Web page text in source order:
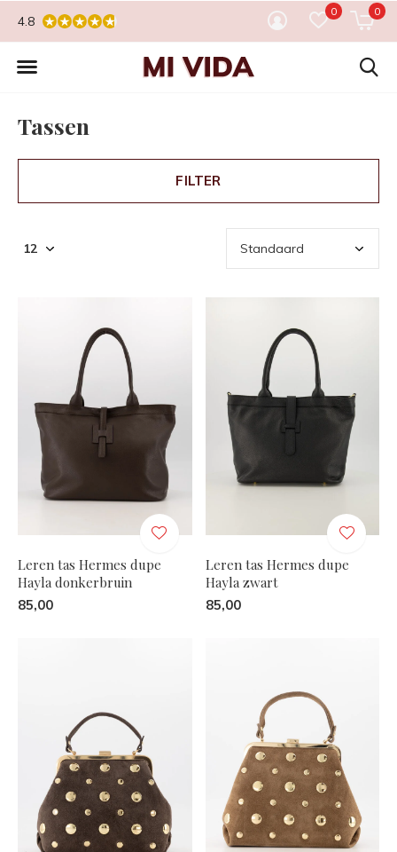
0 0
4.8
Tassen
FILTER
Leren tas Hermes dupe
Hayla donkerbruin
85,00
Leren tas Hermes dupe
Hayla zwart
85,00